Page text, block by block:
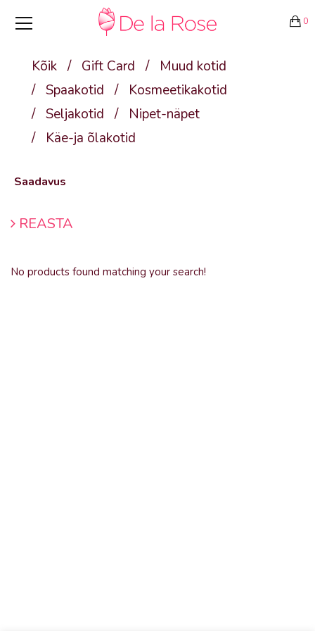
0
Kõik / Gift Card /
Muud kotid
/ Spaakotid /
Kosmeetikakotid
/ Seljakotid /
Nipet-näpet
/
Käe-ja õlakotid
Saadavus
REASTA
No products found matching your search!